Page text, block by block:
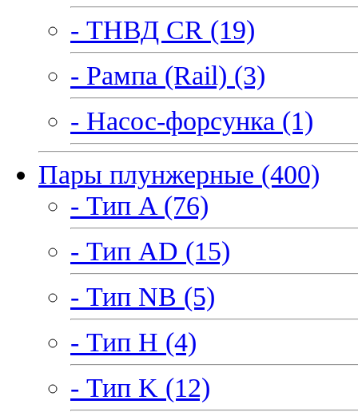
- ТНВД CR (19)
- Рампа (Rail) (3)
- Насос-форсунка (1)
Пары плунжерные (400)
- Тип A (76)
- Тип AD (15)
- Тип NB (5)
- Тип H (4)
- Тип K (12)